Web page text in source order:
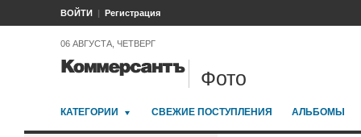
ВОЙТИ Регистрация
06 АВГУСТА, ЧЕТВЕРГ
Фото
КАТЕГОРИИ СВЕЖИЕ ПОСТУПЛЕНИЯ АЛЬБОМЫ